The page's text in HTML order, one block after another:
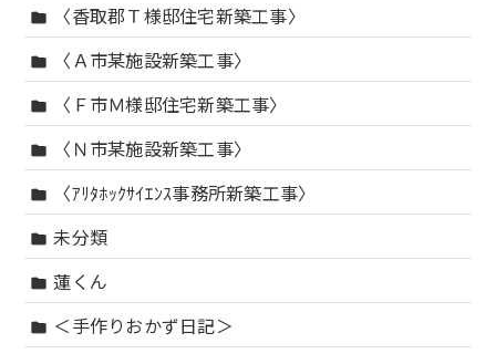
folder 〈香取郡Ｔ様邸住宅新築工事〉
folder 〈Ａ市某施設新築工事〉
folder 〈Ｆ市Ｍ様邸住宅新築工事〉
folder 〈Ｎ市某施設新築工事〉
folder 〈ｱﾘﾀﾎｯｸｻｲｴﾝｽ事務所新築工事〉
folder 未分類
folder 蓮くん
folder ＜手作りおかず日記＞